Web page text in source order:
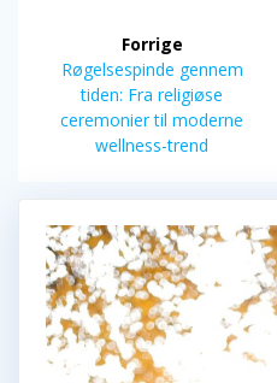
Forrige
Forrige
indlæg:
Røgelsespinde gennem
tiden: Fra religiøse
ceremonier til moderne
wellness-trend